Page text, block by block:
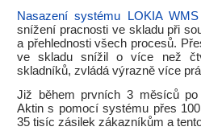
Nasazení systému LOKIA WMS
snížení pracnosti ve skladu při
a přehlednosti všech procesů.
ve skladu snížil o více než
skladníků, zvládá výrazně více
Již během prvních 3 měsíců po
Aktin s pomocí systému přes
35 tisíc zásilek zákazníkům a